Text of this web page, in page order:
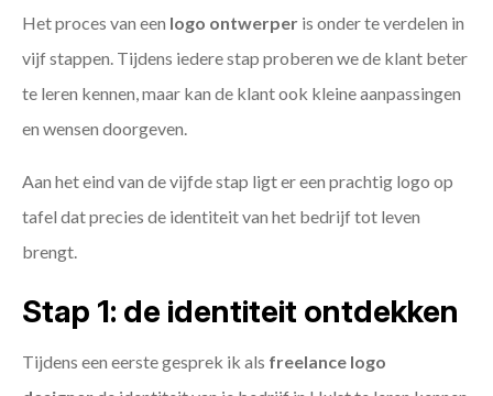
Het proces van een logo ontwerper is onder te verdelen in
vijf stappen. Tijdens iedere stap proberen we de klant beter
te leren kennen, maar kan de klant ook kleine aanpassingen
en wensen doorgeven.
Aan het eind van de vijfde stap ligt er een prachtig logo op
tafel dat precies de identiteit van het bedrijf tot leven
brengt.
Stap 1: de identiteit ontdekken
Tijdens een eerste gesprek ik als freelance logo